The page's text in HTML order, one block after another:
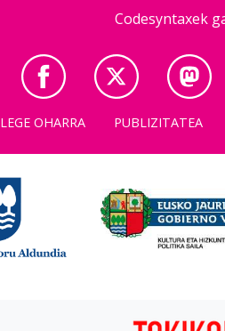
Codesyntaxek
LEGE OHARRA PUBLIZITATEA